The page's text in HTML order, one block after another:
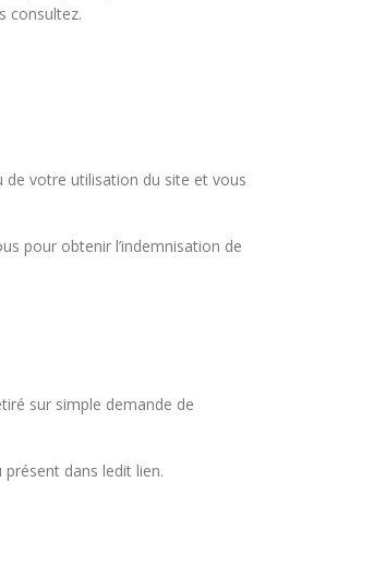
consultez.
de votre utilisation du site et vous
pour obtenir l’indemnisation de
sur simple demande de
présent dans ledit lien.